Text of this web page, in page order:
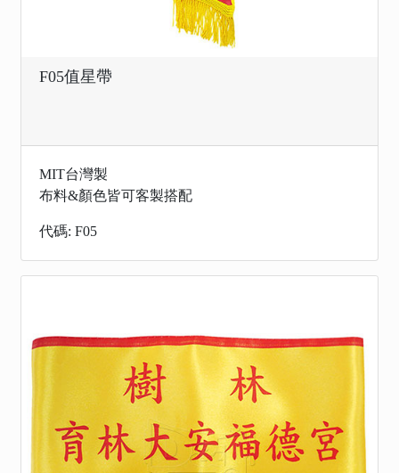
F05值星帶
MIT台灣製
布料&顏色皆可客製搭配
代碼: F05